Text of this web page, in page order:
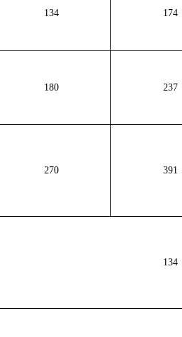
134 174
180 237
270 391
134